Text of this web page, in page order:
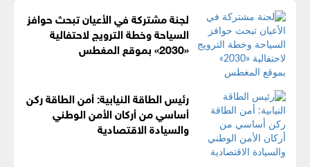
لجنة مشتركة في الأعيان تبحث حوافز
السياحة وخطة الترويج لاحتفالية
«2030» بموقع المغطس
رئيس الطاقة النيابية: أمن الطاقة ركن
أساسي من أركان الأمن الوطني
والسيادة الاقتصادية